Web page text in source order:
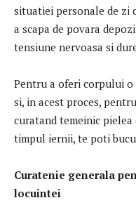
situatiei personale de zi
a scapa de povara
tensiune nervoasa si
Pentru a oferi corpului
si, in acest proces,
curatand temeinic
timpul iernii, te poti
Curatenie generala
locuintei